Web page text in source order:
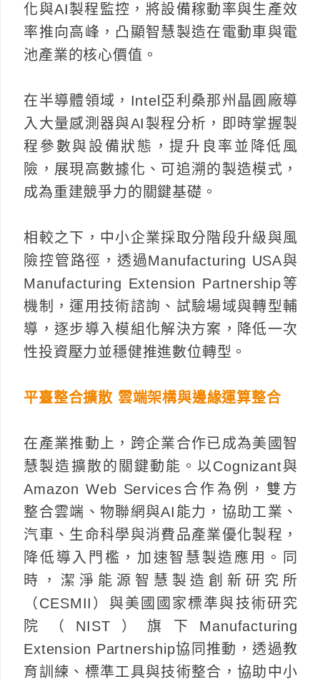
化與AI製程監控，將設備稼動率與生產效
率推向高峰，凸顯智慧製造在電動車與電
池產業的核心價值。
在半導體領域，Intel亞利桑那州晶圓廠導
入大量感測器與AI製程分析，即時掌握製
程參數與設備狀態，提升良率並降低風
險，展現高數據化、可追溯的製造模式，
成為重建競爭力的關鍵基礎。
相較之下，中小企業採取分階段升級與風
險控管路徑，透過Manufacturing USA與
Manufacturing Extension Partnership等
機制，運用技術諮詢、試驗場域與轉型輔
導，逐步導入模組化解決方案，降低一次
性投資壓力並穩健推進數位轉型。
平臺整合擴散 雲端架構與邊緣運算整合
在產業推動上，跨企業合作已成為美國智
慧製造擴散的關鍵動能。以Cognizant與
Amazon Web Services合作為例，雙方
整合雲端、物聯網與AI能力，協助工業、
汽車、生命科學與消費品產業優化製程，
降低導入門檻，加速智慧製造應用。同
時，潔淨能源智慧製造創新研究所
（CESMII）與美國國家標準與技術研究
院（NIST）旗下Manufacturing
Extension Partnership協同推動，透過教
育訓練、標準工具與技術整合，協助中小